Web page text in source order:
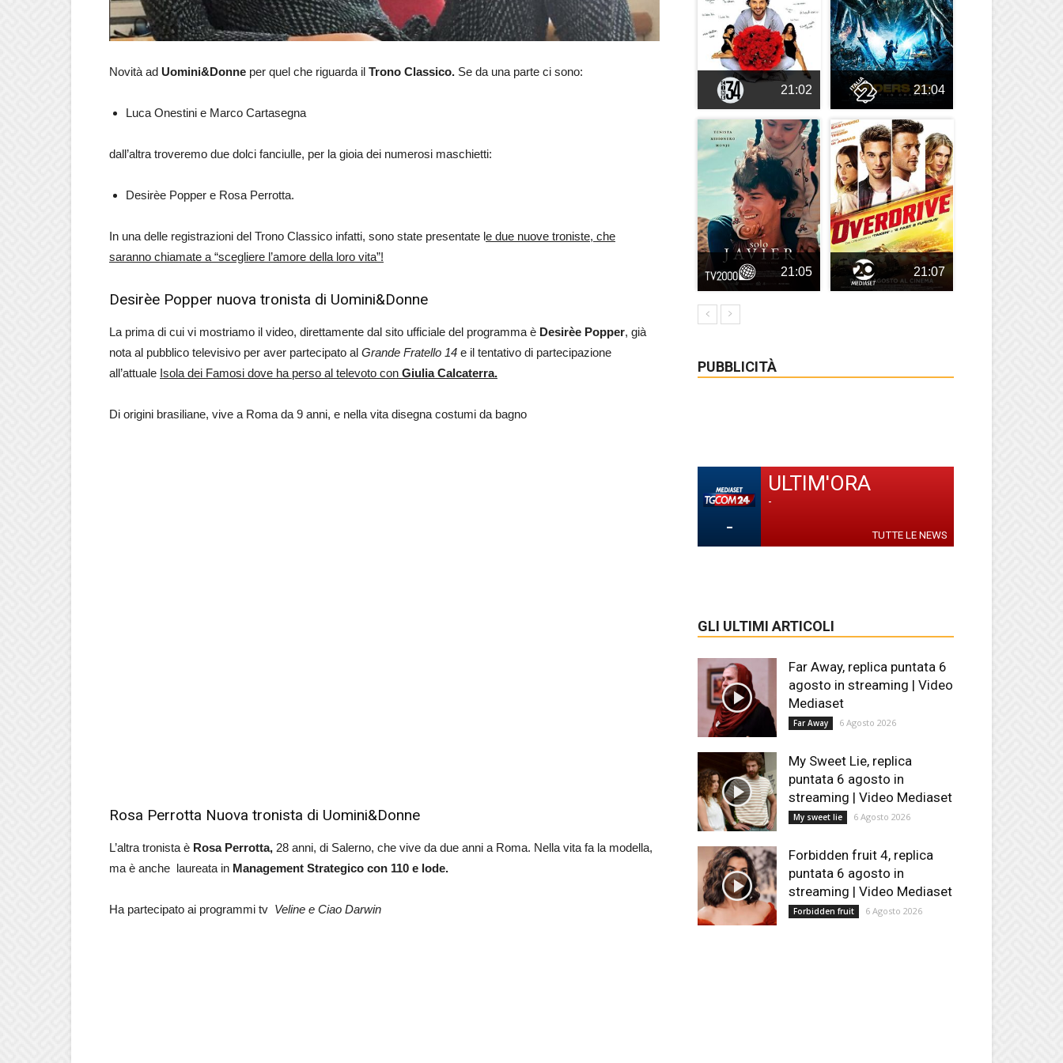
Novità ad Uomini&Donne per quel che riguarda il Trono Classico. Se da una parte ci sono:
Luca Onestini e Marco Cartasegna
dall’altra troveremo due dolci fanciulle, per la gioia dei numerosi maschietti:
Desirèe Popper e Rosa Perrotta.
In una delle registrazioni del Trono Classico infatti, sono state presentate le due nuove troniste, che
saranno chiamate a “scegliere l’amore della loro vita”!
Desirèe Popper nuova tronista di Uomini&Donne
La prima di cui vi mostriamo il video, direttamente dal sito ufficiale del programma è Desirèe Popper, già
nota al pubblico televisivo per aver partecipato al Grande Fratello 14 e il tentativo di partecipazione
all’attuale Isola dei Famosi dove ha perso al televoto con Giulia Calcaterra.
Di origini brasiliane, vive a Roma da 9 anni, e nella vita disegna costumi da bagno
Rosa Perrotta Nuova tronista di Uomini&Donne
L’altra tronista è Rosa Perrotta, 28 anni, di Salerno, che vive da due anni a Roma. Nella vita fa la modella,
ma è anche laureata in Management Strategico con 110 e lode.
Ha partecipato ai programmi tv Veline e Ciao Darwin
21:02 21:04
21:05 21:07
PUBBLICITÀ
-
ULTIM'ORA
-
TUTTE LE NEWS
GLI ULTIMI ARTICOLI
Far Away, replica puntata 6
agosto in streaming | Video
Mediaset
Far Away 6 Agosto 2026
My Sweet Lie, replica
puntata 6 agosto in
streaming | Video Mediaset
My sweet lie 6 Agosto 2026
Forbidden fruit 4, replica
puntata 6 agosto in
streaming | Video Mediaset
Forbidden fruit 6 Agosto 2026